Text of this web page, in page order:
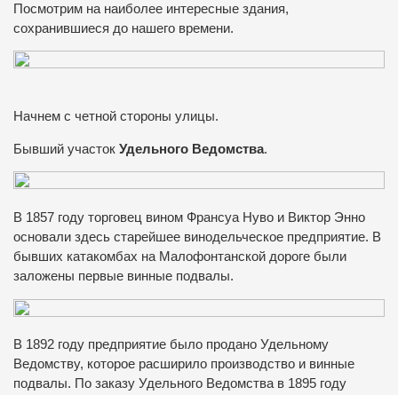
Посмотрим на наиболее интересные здания,
сохранившиеся до нашего времени.
Начнем с четной стороны улицы.
Бывший участок Удельного Ведомства.
В 1857 году торговец вином Франсуа Нуво и Виктор Энно
основали здесь старейшее винодельческое предприятие. В
бывших катакомбах на Малофонтанской дороге были
заложены первые винные подвалы.
В 1892 году предприятие было продано Удельному
Ведомству, которое расширило производство и винные
подвалы. По заказу Удельного Ведомства в 1895 году